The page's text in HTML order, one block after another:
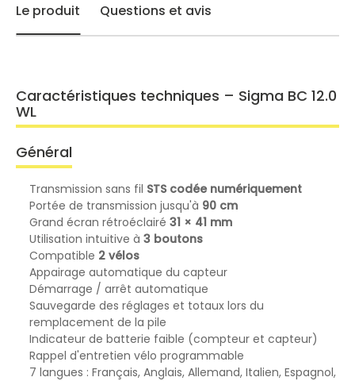
Le produit Questions et avis
Caractéristiques techniques – Sigma BC 12.0
WL
Général
Transmission sans fil STS codée numériquement
Portée de transmission jusqu'à 90 cm
Grand écran rétroéclairé 31 × 41 mm
Utilisation intuitive à 3 boutons
Compatible 2 vélos
Appairage automatique du capteur
Démarrage / arrêt automatique
Sauvegarde des réglages et totaux lors du
remplacement de la pile
Indicateur de batterie faible (compteur et capteur)
Rappel d'entretien vélo programmable
7 langues : Français, Anglais, Allemand, Italien, Espagnol,